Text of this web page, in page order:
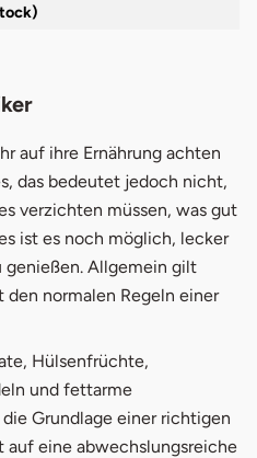
auf ihre Ernährung achten
das bedeutet jedoch nicht,
verzichten müssen, was gut
ist es noch möglich, lecker
genießen. Allgemein gilt
den normalen Regeln einer
Hülsenfrüchte,
und fettarme
Grundlage einer richtigen
auf eine abwechslungsreiche